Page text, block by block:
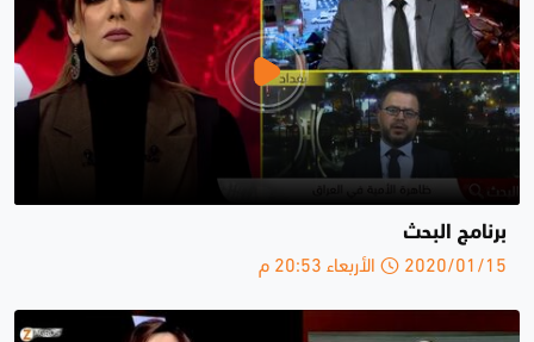
برنامج البحث
2020/01/15 الأربعاء 20:53 م